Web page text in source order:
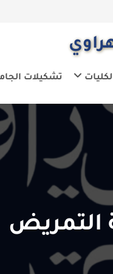
تشكيلات الجامعة